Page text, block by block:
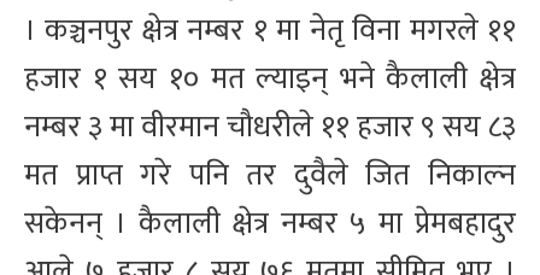
। कञ्चनपुर क्षेत्र नम्बर १ मा नेतृ विना मगरले ११
हजार १ सय १० मत ल्याइन् भने कैलाली क्षेत्र
नम्बर ३ मा वीरमान चौधरीले ११ हजार ९ सय ८३
मत प्राप्त गरे पनि तर दुवैले जित निकाल्न
सकेनन् । कैलाली क्षेत्र नम्बर ५ मा प्रेमबहादुर